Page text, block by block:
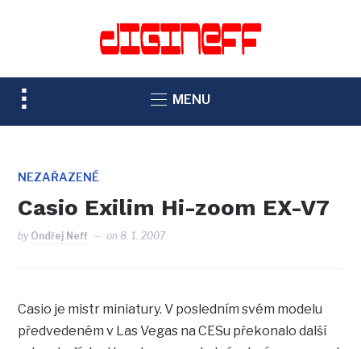
TOGGLE
SIDEBAR
NAVIGATION
MENU
NEZAŘAZENÉ
Casio Exilim Hi-zoom EX-V7
by Ondřej Neff on8. 1. 2007
Casio je mistr miniatury. V posledním svém modelu
předvedeném v Las Vegas na CESu překonalo další